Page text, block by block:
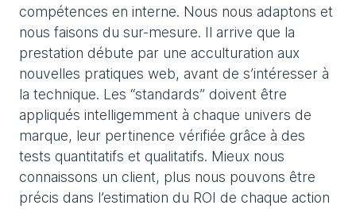
compétences en interne. Nous nous adaptons et
nous faisons du sur-mesure. Il arrive que la
prestation débute par une acculturation aux
nouvelles pratiques web, avant de s’intéresser à
la technique. Les “standards” doivent être
appliqués intelligemment à chaque univers de
marque, leur pertinence vérifiée grâce à des
tests quantitatifs et qualitatifs. Mieux nous
connaissons un client, plus nous pouvons être
précis dans l’estimation du ROI de chaque action